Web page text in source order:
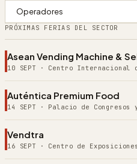
Operadores
PRÓXIMAS FERIAS DEL SECTOR
Asean Vending Machine &
10 SEPT · Centro Internacional
Auténtica Premium Food
14 SEPT · Palacio de
Vendtra
16 SEPT · Centro de